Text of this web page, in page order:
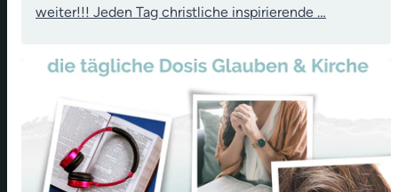
weiter!!! Jeden Tag christliche inspirierende …